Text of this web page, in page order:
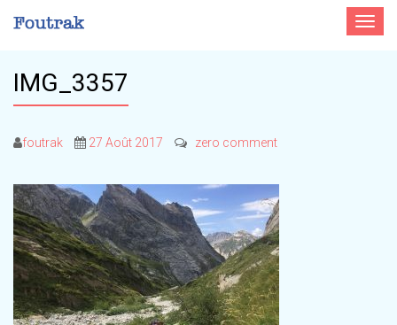
Toggle
IMG_3357
foutrak 27 Août 2017 zero comment